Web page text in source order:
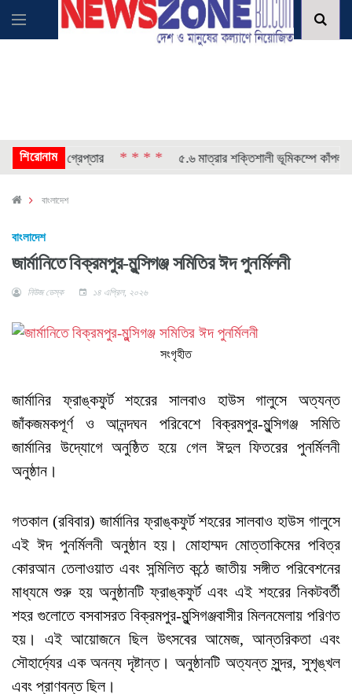
শিরোনাম
গ্রেপ্তার * * * * ৫.৬ মাত্রার শক্তিশালী ভূমিকম্পে কাঁপল
বাংলাদেশ
বাংলাদেশ
জার্মানিতে বিক্রমপুর-মুন্সিগঞ্জ সমিতির ঈদ পুনর্মিলনী
নিউজ ডেস্ক ১৪ এপ্রিল, ২০২৬
সংগৃহীত
জার্মানির ফ্রাঙ্কফুর্ট শহরের সালবাও হাউস গালুসে অত্যন্ত
জাঁকজমকপূর্ণ ও আনন্দঘন পরিবেশে বিক্রমপুর-মুন্সিগঞ্জ সমিতি
জার্মানির উদ্যোগে অনুষ্ঠিত হয়ে গেল ঈদুল ফিতরের পুনর্মিলনী
অনুষ্ঠান।
গতকাল (রবিবার) জার্মানির ফ্রাঙ্কফুর্ট শহরের সালবাও হাউস গালুসে
এই ঈদ পুনর্মিলনী অনুষ্ঠান হয়। মোহাম্মদ মোত্তাকিমের পবিত্র
কোরআন তেলাওয়াত এবং সন্মিলিত কন্ঠে জাতীয় সঙ্গীত পরিবেশনের
মাধ্যমে শুরু হয় অনুষ্ঠানটি ফ্রাঙ্কফুর্ট এবং এই শহরের নিকটবর্তী
শহর গুলোতে বসবাসরত বিক্রমপুর-মুন্সিগঞ্জবাসীর মিলনমেলায় পরিণত
হয়। এই আয়োজনে ছিল উৎসবের আমেজ, আন্তরিকতা এবং
সৌহার্দ্যের এক অনন্য দৃষ্টান্ত। অনুষ্ঠানটি অত্যন্ত সুন্দর, সুশৃঙ্খল
এবং প্রাণবন্ত ছিল।